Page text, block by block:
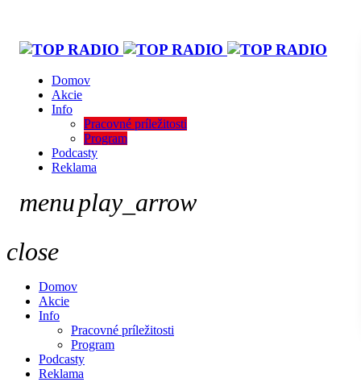
Domov
Akcie
Info
Pracovné príležitosti
Program
Podcasty
Reklama
menuplay_arrow
close
Domov
Akcie
Info
Pracovné príležitosti
Program
Podcasty
Reklama